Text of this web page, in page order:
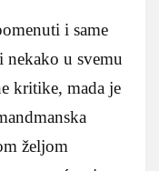
i same
nekako u svemu
kritike, mada je
željom